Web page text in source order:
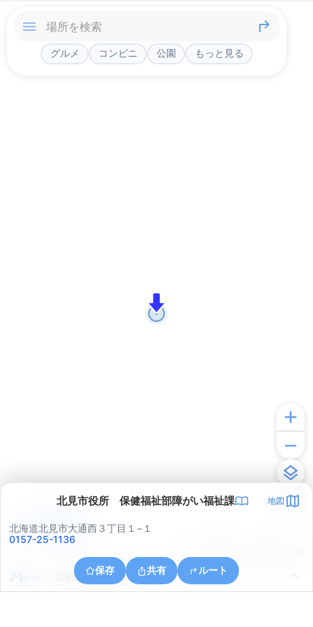
グルメ コンビニ 公園 もっと見る
北見市役所 保健福祉部障がい福祉課 地図
北海道北見市大通西３丁目１−１
0157-25-1136
保存 共有 ルート
北海道北見市北斗町２丁目４
アプリで見る